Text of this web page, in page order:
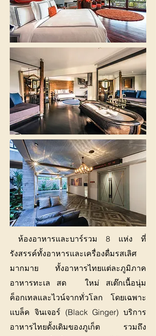
ห้องอาหารและบาร์รวม 8 แห่ง ที่
รังสรรค์ทั้งอาหารและเครื่องดื่มรสเลิศ
มากมาย ทั้งอาหารไทยแต่ละภูมิภาค
อาหารทะเล สด ใหม่ สเต๊กเนื้อนุ่ม
ค็อกเทลและไวน์จากทั่วโลก โดยเฉพาะ
แบล็ค จินเจอร์ (Black Ginger) บริการ
อาหารไทยดั้งเดิมของภูเก็ต รวมถึง